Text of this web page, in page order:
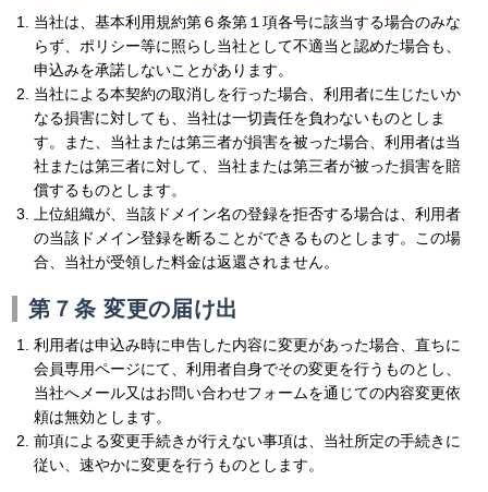
当社は、基本利用規約第６条第１項各号に該当する場合のみな
らず、ポリシー等に照らし当社として不適当と認めた場合も、
申込みを承諾しないことがあります。
当社による本契約の取消しを行った場合、利用者に生じたいか
なる損害に対しても、当社は一切責任を負わないものとしま
す。また、当社または第三者が損害を被った場合、利用者は当
社または第三者に対して、当社または第三者が被った損害を賠
償するものとします。
上位組織が、当該ドメイン名の登録を拒否する場合は、利用者
の当該ドメイン登録を断ることができるものとします。この場
合、当社が受領した料金は返還されません。
第７条 変更の届け出
利用者は申込み時に申告した内容に変更があった場合、直ちに
会員専用ページにて、利用者自身でその変更を行うものとし、
当社へメール又はお問い合わせフォームを通じての内容変更依
頼は無効とします。
前項による変更手続きが行えない事項は、当社所定の手続きに
従い、速やかに変更を行うものとします。